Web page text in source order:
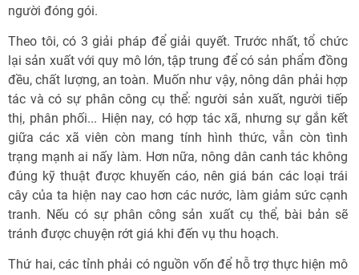
người đóng gói.
Theo tôi, có 3 giải pháp để giải quyết. Trước nhất, tổ chức
lại sản xuất với quy mô lớn, tập trung để có sản phẩm đồng
đều, chất lượng, an toàn. Muốn như vậy, nông dân phải hợp
tác và có sự phân công cụ thể: người sản xuất, người tiếp
thị, phân phối... Hiện nay, có hợp tác xã, nhưng sự gắn kết
giữa các xã viên còn mang tính hình thức, vẫn còn tình
trạng mạnh ai nấy làm. Hơn nữa, nông dân canh tác không
đúng kỹ thuật được khuyến cáo, nên giá bán các loại trái
cây của ta hiện nay cao hơn các nước, làm giảm sức cạnh
tranh. Nếu có sự phân công sản xuất cụ thể, bài bản sẽ
tránh được chuyện rớt giá khi đến vụ thu hoạch.
Thứ hai, các tỉnh phải có nguồn vốn để hỗ trợ thực hiện mô